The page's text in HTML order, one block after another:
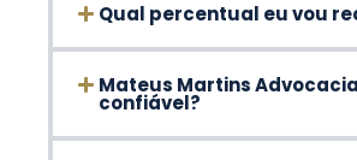
Qual percentual eu vou
Mateus Martins
confiável?